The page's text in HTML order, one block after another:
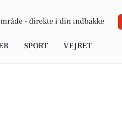
- direkte i din indbakke
SPORT VEJRET